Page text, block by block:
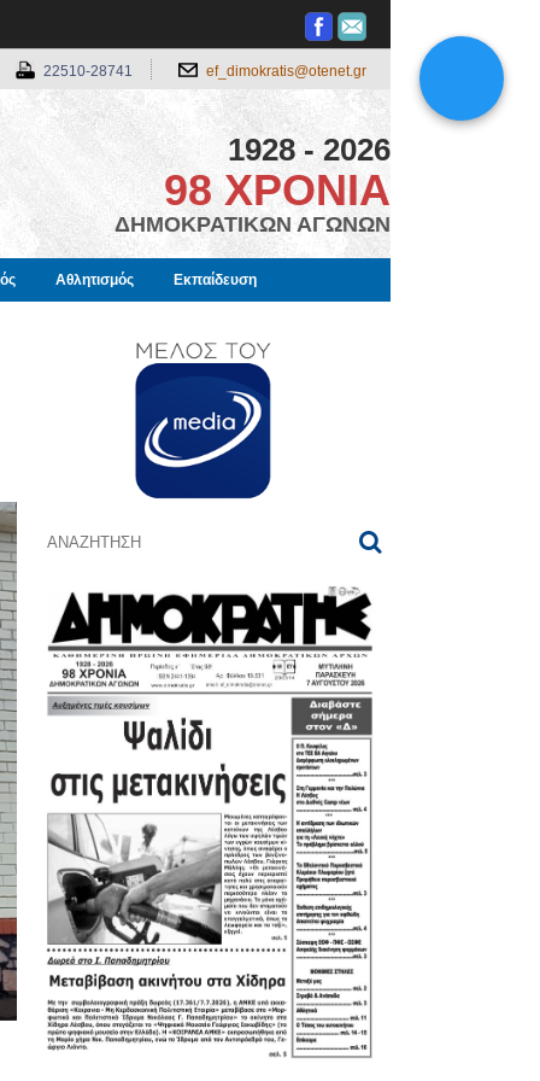
22510-28741 ef_dimokratis@otenet.gr
1928 - 2026
98 ΧΡΟΝΙΑ
ΔΗΜΟΚΡΑΤΙΚΩΝ ΑΓΩΝΩΝ
Αθλητισμός Εκπαίδευση